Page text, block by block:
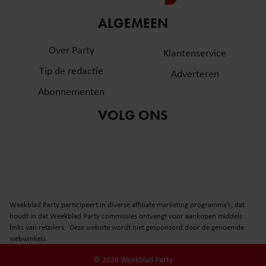
partners voor social media, adverteren en analyse. Deze
informatie die u aan ze heeft verstrekt of die ze hebben
verzameld op basis van uw gebruik van hun services. U
gebruiken.
ALGEMEEN
Over Party
Tip de redactie
Abonnementen
Klantenservice
Adverteren
VOLG ONS
Weekblad Party participeert in diverse affiliate marketing programma’s, dat
houdt in dat Weekblad Party commissies ontvangt voor aankopen middels
links van retailers. Deze website wordt niet gesponsord door de genoemde
webwinkels.
© 2026 Weekblad Party